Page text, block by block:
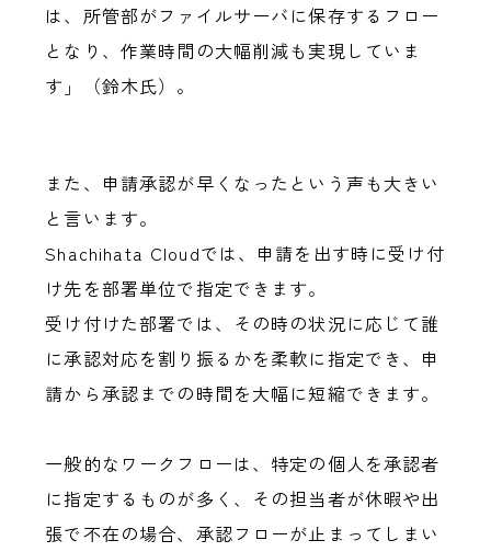
は、所管部がファイルサーバに保存するフロー
となり、作業時間の大幅削減も実現していま
す」（鈴木氏）。
また、申請承認が早くなったという声も大きい
と言います。
Shachihata Cloudでは、申請を出す時に受け付
け先を部署単位で指定できます。
受け付けた部署では、その時の状況に応じて誰
に承認対応を割り振るかを柔軟に指定でき、申
請から承認までの時間を大幅に短縮できます。
一般的なワークフローは、特定の個人を承認者
に指定するものが多く、その担当者が休暇や出
張で不在の場合、承認フローが止まってしまい